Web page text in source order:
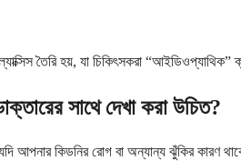
তৈরি হয়, যা চিকিৎসকরা
সাথে দেখা করা উচিত?
আপনার কিডনির রোগ বা অন্যান্য ঝুঁকির কারণ